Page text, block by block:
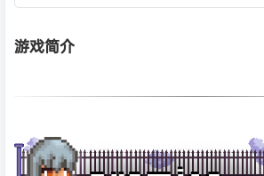
游戏简介